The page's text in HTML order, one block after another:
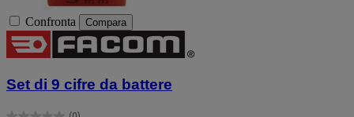
Confronta Compara
Set di 9 cifre da battere